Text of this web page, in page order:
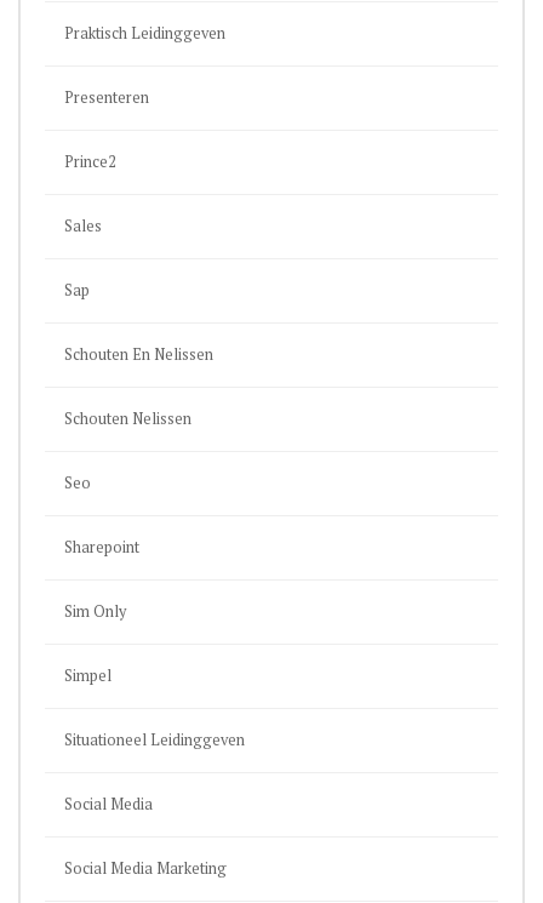
Praktisch Leidinggeven
Presenteren
Prince2
Sales
Sap
Schouten En Nelissen
Schouten Nelissen
Seo
Sharepoint
Sim Only
Simpel
Situationeel Leidinggeven
Social Media
Social Media Marketing